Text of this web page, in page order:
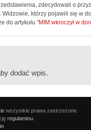
zdecydowali o
Widzowie, którzy pojawili się w
do artykułu "MIM wkroczył w
dodać wpis.
wszystkie prawa zastrzeżone.
regulaminu